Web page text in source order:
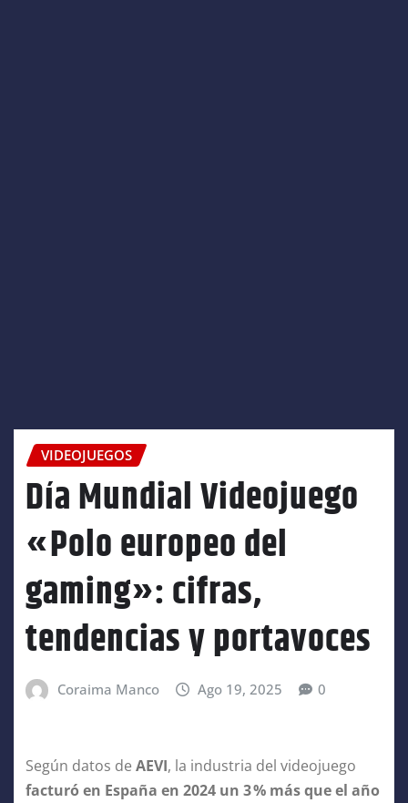
VIDEOJUEGOS
Día Mundial Videojuego
«Polo europeo del
gaming»: cifras,
tendencias y portavoces
Coraima Manco Ago 19, 2025 0
Según datos de AEVI, la industria del videojuego
facturó en España en 2024 un 3% más que el año